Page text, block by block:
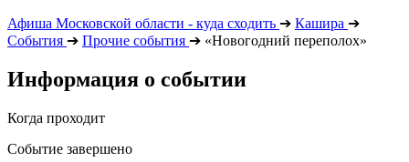
Афиша Московской области - куда сходить ➔ Кашира ➔
События ➔ Прочие события ➔ «Новогодний переполох»
Информация о событии
Когда проходит
Событие завершено